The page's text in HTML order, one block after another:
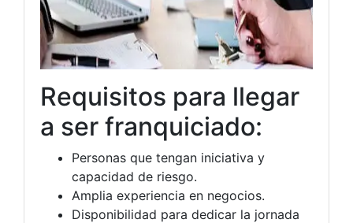
Requisitos para llegar
a ser franquiciado:
Personas que tengan iniciativa y
capacidad de riesgo.
Amplia experiencia en negocios.
Disponibilidad para dedicar la jornada